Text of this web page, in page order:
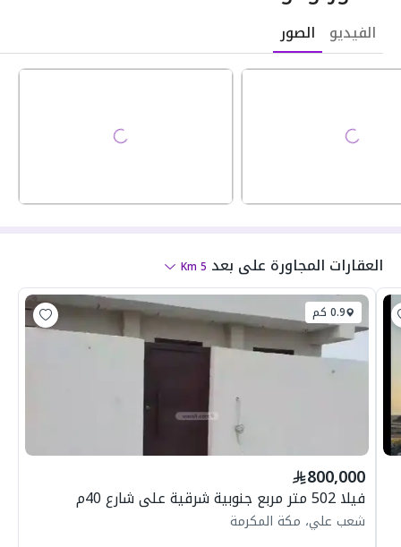
الفيديو الصور
العقارات المجاورة على بعد 5
Km
0.9 كم
800,000
فيلا 502 متر مربع جنوبية شرقية على شارع 40م
شعب علي، مكة المكرمة